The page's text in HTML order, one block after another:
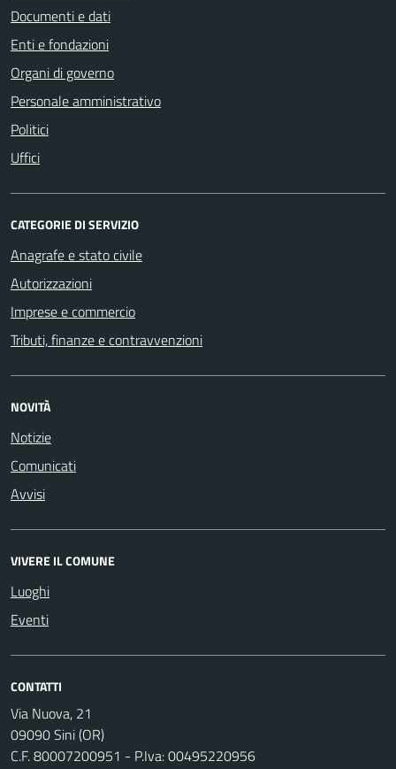
Documenti e dati
Enti e fondazioni
Organi di governo
Personale amministrativo
Politici
Uffici
CATEGORIE DI SERVIZIO
Anagrafe e stato civile
Autorizzazioni
Imprese e commercio
Tributi, finanze e contravvenzioni
NOVITÀ
Notizie
Comunicati
Avvisi
VIVERE IL COMUNE
Luoghi
Eventi
CONTATTI
Via Nuova, 21
09090 Sini (OR)
C.F. 80007200951 - P.Iva: 00495220956